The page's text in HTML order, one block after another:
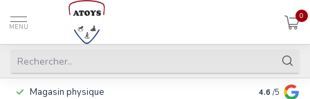
MENU
0
Magasin physique Payer en 3
4.6 /5